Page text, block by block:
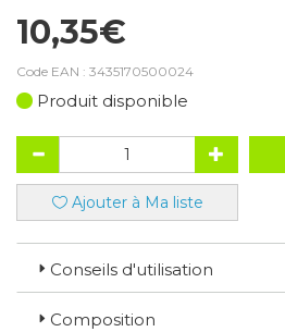
10,35€
Code EAN : 3435170500024
Produit disponible
Ajouter à Ma liste
Conseils d'utilisation
Composition